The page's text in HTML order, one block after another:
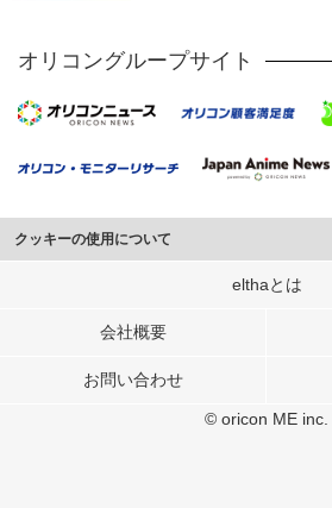
オリコングループサイト
クッキーの使用について
このサイトでは Cookie を使用して、ユーザーに
行っています。
メディアや広告配信、データ解析の各パートナー
elthaとは
会社概要
お問い合わせ
© oricon ME inc.